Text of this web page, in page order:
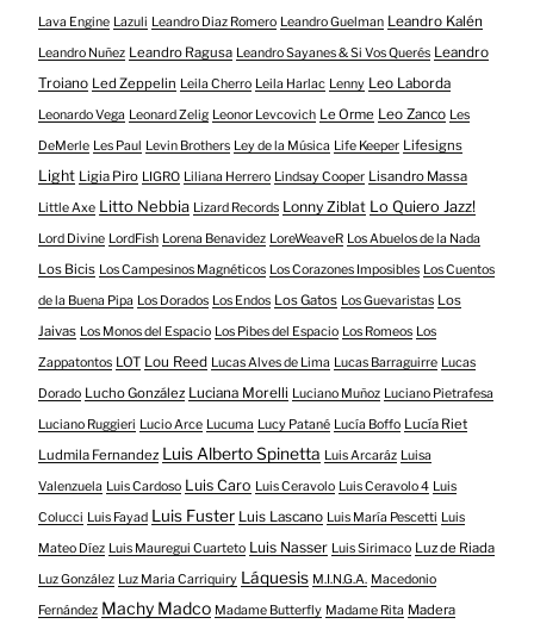
Lava Engine Lazuli Leandro Diaz Romero Leandro Guelman Leandro Kalén
Leandro Nuñez Leandro Ragusa Leandro Sayanes & Si Vos Querés Leandro
Troiano Led Zeppelin Leila Cherro Leila Harlac Lenny Leo Laborda
Leonardo Vega Leonard Zelig Leonor Levcovich Le Orme Leo Zanco Les
DeMerle Les Paul Levin Brothers Ley de la Música Life Keeper Lifesigns
Light Ligia Piro LIGRO Liliana Herrero Lindsay Cooper Lisandro Massa
Little Axe Litto Nebbia Lizard Records Lonny Ziblat Lo Quiero Jazz!
Lord Divine LordFish Lorena Benavidez LoreWeaveR Los Abuelos de la Nada
Los Bicis Los Campesinos Magnéticos Los Corazones Imposibles Los Cuentos
de la Buena Pipa Los Dorados Los Endos Los Gatos Los Guevaristas Los
Jaivas Los Monos del Espacio Los Pibes del Espacio Los Romeos Los
Zappatontos LOT Lou Reed Lucas Alves de Lima Lucas Barraguirre Lucas
Dorado Lucho González Luciana Morelli Luciano Muñoz Luciano Pietrafesa
Luciano Ruggieri Lucio Arce Lucuma Lucy Patané Lucía Boffo Lucía Riet
Ludmila Fernandez Luis Alberto Spinetta Luis Arcaráz Luisa
Valenzuela Luis Cardoso Luis Caro Luis Ceravolo Luis Ceravolo 4 Luis
Colucci Luis Fayad Luis Fuster Luis Lascano Luis María Pescetti Luis
Mateo Díez Luis Mauregui Cuarteto Luis Nasser Luis Sirimaco Luz de Riada
Luz González Luz Maria Carriquiry Láquesis M.I.N.G.A. Macedonio
Fernández Machy Madco Madame Butterfly Madame Rita Madera